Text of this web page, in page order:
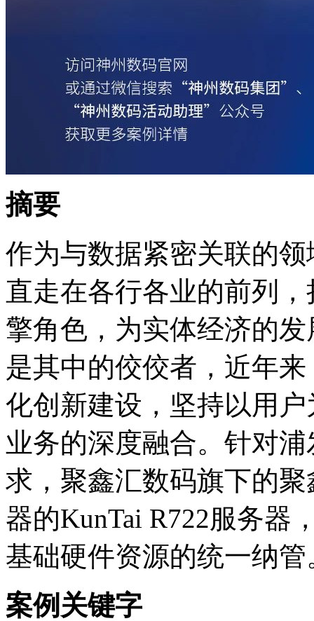
摘要
作为与数据紧密关联的领
直走在各行各业的前列
擎角色，为实体经济
是其中的佼佼者，近年来
化创新建设，坚持以用
业务的深度融合。针对
求，聚鑫汇数码旗下
器的KunTai R722服务器
基础硬件资源的统一纳管
案例关键字